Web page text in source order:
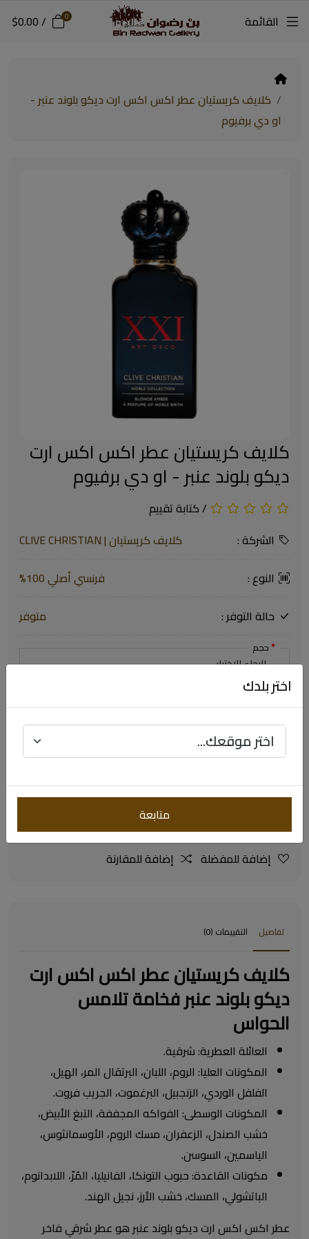
القائمة 0
/
$0.00
كلايف كريستيان عطر اكس اكس ارت ديكو بلوند عنبر -
او دي برفيوم
كلايف كريستيان عطر اكس اكس ارت
ديكو بلوند عنبر - او دي برفيوم
/كتابة تقييم
الشركة :
كلايف كريستيان | CLIVE CHRISTIAN
النوع :
فرنسي أصلي 100%
حالة التوفر :
متوفر
حجم
$329.64
$659.28
اضافة للسلة
إضافة للمفضلة
إضافة للمقارنة
تفاصيل التقييمات (0)
كلايف كريستيان عطر اكس اكس ارت
ديكو بلوند عنبر فخامة تلامس
الحواس
العائلة العطرية: شرقية.
المكونات العليا: الروم، اللبان، البرتقال المر، الهيل،
الفلفل الوردي، الزنجبيل، البرغموت، الجريب فروت.
المكونات الوسطى: الفواكه المجففة، التبغ الأبيض،
خشب الصندل، الزعفران، مسك الروم، الأوسمانثوس،
الياسمين، السوسن.
مكونات القاعدة: حبوب التونكا، الفانيليا، المُرّ، اللابدانوم،
الباتشولي، المسك، خشب الأرز، نجيل الهند.
عطر اكس اكس ارت ديكو بلوند عنبر هو عطر شرقي فاخر
اختر بلدك
متابعة